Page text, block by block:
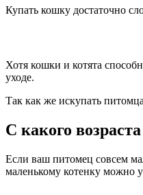
Купать кошку достаточно
Хотя кошки и котята
уходе.
Так как же искупать
С какого
Если ваш питомец совсем
маленькому котенку можно